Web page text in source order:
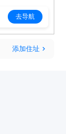
去导航
添加住址